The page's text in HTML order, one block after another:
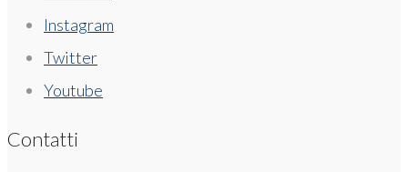
Instagram
Twitter
Youtube
Contatti